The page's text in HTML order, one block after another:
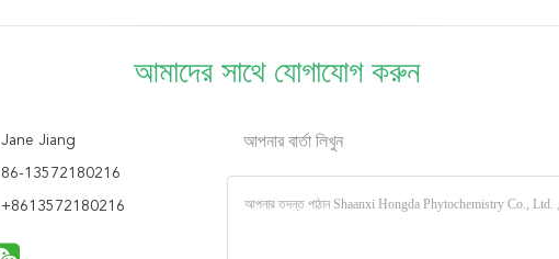
আমাদের সাথে যোগাযোগ করুন
Jane Jiang
86-13572180216
+8613572180216
আপনার বার্তা লিখুন